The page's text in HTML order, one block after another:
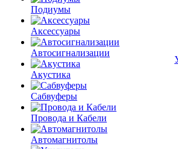
Подиумы
Аксессуары
Автосигнализации
Акустика
Сабвуферы
Провода и Кабели
Автомагнитолы